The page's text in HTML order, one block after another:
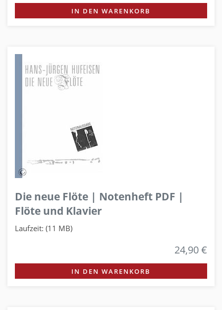
IN DEN WARENKORB
Die neue Flöte | Notenheft PDF |
Flöte und Klavier
Laufzeit: (11 MB)
24,90 €
IN DEN WARENKORB